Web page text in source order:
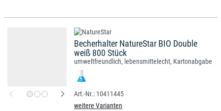
Becherhalter NatureStar BIO Double
weiß 800 Stück
umweltfreundlich, lebensmittelecht, Kartonabgabe
10411445
weitere Varianten